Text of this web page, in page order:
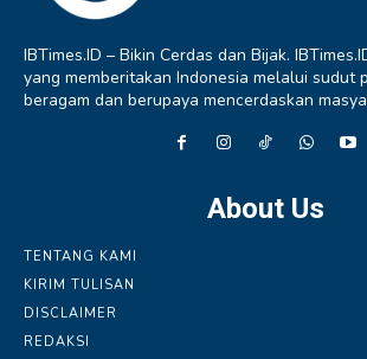
IBTimes.ID – Bikin Cerdas dan Bijak.
yang memberitakan Indonesia melalui sudut
beragam dan berupaya mencerdaskan
About Us
TENTANG KAMI
KIRIM TULISAN
DISCLAIMER
REDAKSI